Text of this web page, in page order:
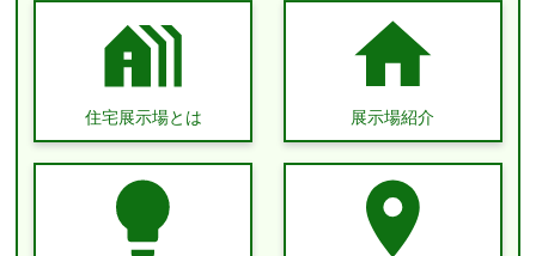
住宅展示場とは 展示場紹介